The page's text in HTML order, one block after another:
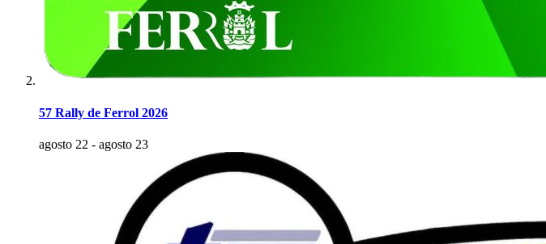
57 Rally de Ferrol 2026
agosto 22 - agosto 23